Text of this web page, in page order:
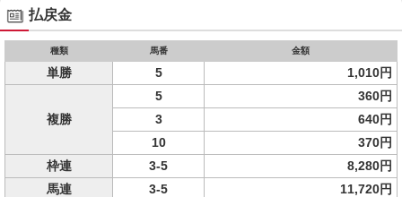
払戻金
種類 馬番 金額
単勝 5 1,010円
複勝
5
360円
3
640円
10
370円
枠連
3-5
8,280円
馬連
3-5 11,720円